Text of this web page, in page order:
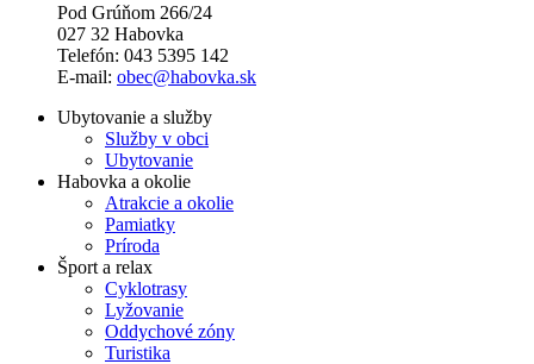
Pod Grúňom 266/24
027 32 Habovka
Telefón: 043 5395 142
E-mail: obec@habovka.sk
Ubytovanie a služby
Služby v obci
Ubytovanie
Habovka a okolie
Atrakcie a okolie
Pamiatky
Príroda
Šport a relax
Cyklotrasy
Lyžovanie
Oddychové zóny
Turistika